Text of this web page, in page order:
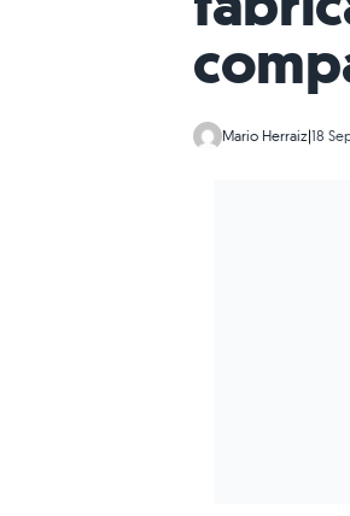
Mario Herraiz|18